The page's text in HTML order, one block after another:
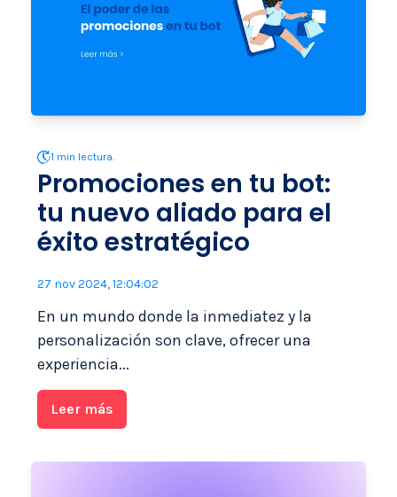
1 min lectura.
Promociones en tu bot:
tu nuevo aliado para el
éxito estratégico
27 nov 2024, 12:04:02
En un mundo donde la inmediatez y la
personalización son clave, ofrecer una
experiencia...
Leer más